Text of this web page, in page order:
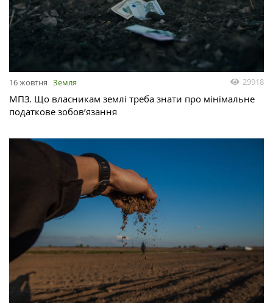
16 жовтня Земля 29918
МПЗ. Що власникам землі треба знати про мінімальне
податкове зобов’язання